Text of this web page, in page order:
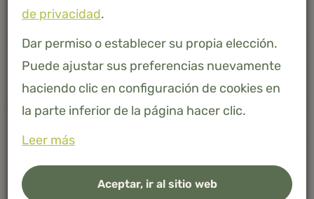
Descripción
Especificaciones
de privacidad.
Dar permiso o establecer su propia elección.
Puede ajustar sus preferencias nuevamente
haciendo clic en configuración de cookies en
la parte inferior de la página hacer clic.
Leer más
Aceptar, ir al sitio web